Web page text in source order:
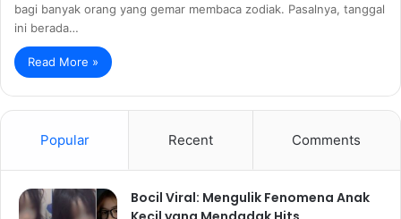
bagi banyak orang yang gemar membaca zodiak. Pasalnya, tanggal
ini berada…
Read More »
Popular Recent Comments
Bocil Viral: Mengulik Fenomena Anak